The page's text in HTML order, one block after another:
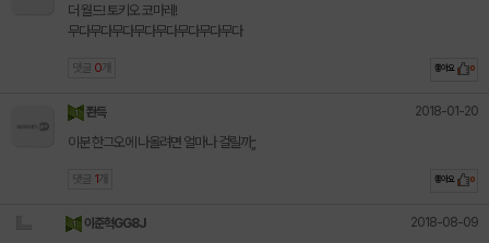
더 월드! 토키오 코마레!
무다무다무다무다무다무다무다무다
댓글 0 개 좋아요 0
쫜득 2018-01-20
이분 한그오에 나올려면 얼마나 걸릴까;;
댓글 1 개 좋아요 0
이준혁GG8J 2018-08-09